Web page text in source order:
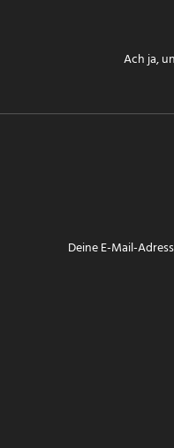
Ach ja,
Deine E-Mail-